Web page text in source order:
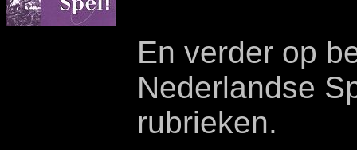
En verder op
Nederlandse
rubrieken.